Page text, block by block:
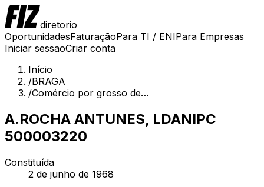
diretorio
OportunidadesFaturaçãoPara TI / ENIPara Empresas
Iniciar sessaoCriar conta
Início
/BRAGA
/Comércio por grosso de…
A.ROCHA ANTUNES, LDANIPC
500003220
Constituída
2 de junho de 1968